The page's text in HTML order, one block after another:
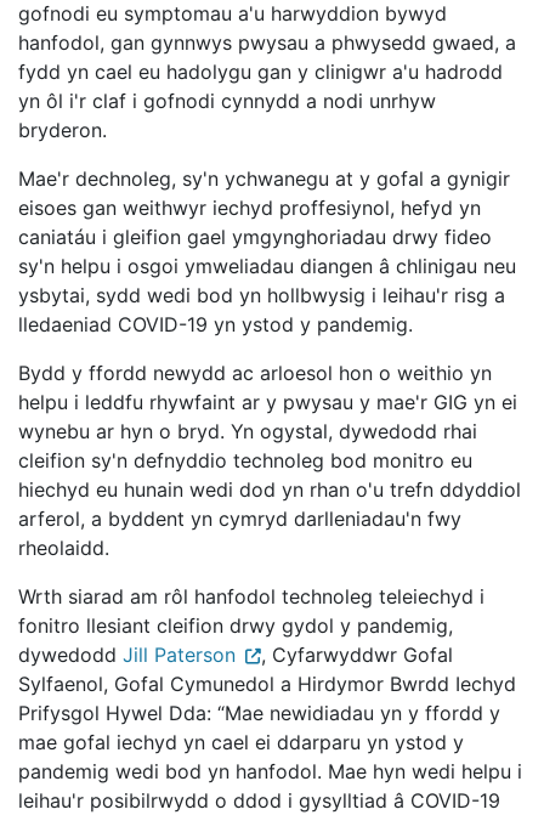
gofnodi eu symptomau a'u harwyddion bywyd
hanfodol, gan gynnwys pwysau a phwysedd gwaed, a
fydd yn cael eu hadolygu gan y clinigwr a'u hadrodd
yn ôl i'r claf i gofnodi cynnydd a nodi unrhyw
bryderon.
Mae'r dechnoleg, sy'n ychwanegu at y gofal a gynigir
eisoes gan weithwyr iechyd proffesiynol, hefyd yn
caniatáu i gleifion gael ymgynghoriadau drwy fideo
sy'n helpu i osgoi ymweliadau diangen â chlinigau neu
ysbytai, sydd wedi bod yn hollbwysig i leihau'r risg a
lledaeniad COVID-19 yn ystod y pandemig.
Bydd y ffordd newydd ac arloesol hon o weithio yn
helpu i leddfu rhywfaint ar y pwysau y mae'r GIG yn ei
wynebu ar hyn o bryd. Yn ogystal, dywedodd rhai
cleifion sy'n defnyddio technoleg bod monitro eu
hiechyd eu hunain wedi dod yn rhan o'u trefn ddyddiol
arferol, a byddent yn cymryd darlleniadau'n fwy
rheolaidd.
Wrth siarad am rôl hanfodol technoleg teleiechyd i
fonitro llesiant cleifion drwy gydol y pandemig,
dywedodd Jill Paterson
, Cyfarwyddwr Gofal
Sylfaenol, Gofal Cymunedol a Hirdymor Bwrdd Iechyd
Prifysgol Hywel Dda: “Mae newidiadau yn y ffordd y
mae gofal iechyd yn cael ei ddarparu yn ystod y
pandemig wedi bod yn hanfodol. Mae hyn wedi helpu i
leihau'r posibilrwydd o ddod i gysylltiad â COVID-19